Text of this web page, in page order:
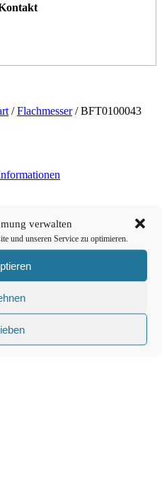
verwalten
und unseren Service zu optimieren.
/Flachmesser/ BFT0100043
Wellenschliffmesser